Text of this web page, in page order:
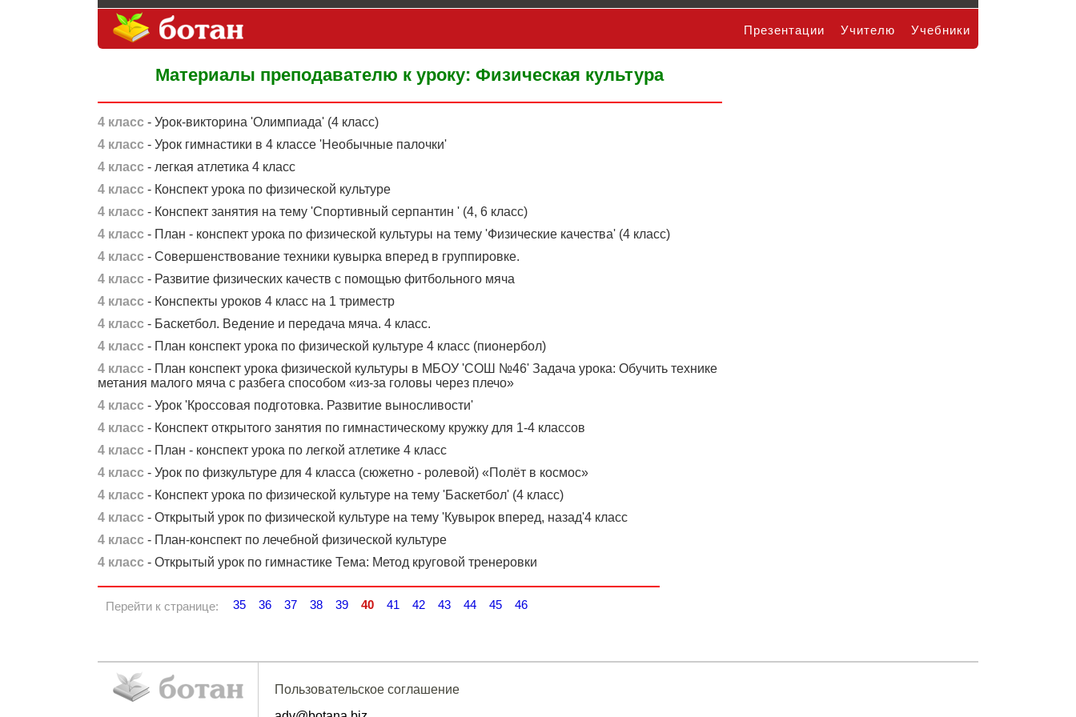
Учебники
Учителю
Презентации
Материалы преподавателю к уроку: Физическая культура
4 класс- Урок-викторина 'Олимпиада' (4 класс)
4 класс- Урок гимнастики в 4 классе 'Необычные палочки'
4 класс- легкая атлетика 4 класс
4 класс- Конспект урока по физической культуре
4 класс- Конспект занятия на тему 'Спортивный серпантин ' (4, 6 класс)
4 класс- План - конспект урока по физической культуры на тему 'Физические качества' (4 класс)
4 класс- Совершенствование техники кувырка вперед в группировке.
4 класс- Развитие физических качеств с помощью фитбольного мяча
4 класс- Конспекты уроков 4 класс на 1 триместр
4 класс- Баскетбол. Ведение и передача мяча. 4 класс.
4 класс- План конспект урока по физической культуре 4 класс (пионербол)
4 класс- План конспект урока физической культуры в МБОУ 'СОШ №46' Задача урока: Обучить технике
метания малого мяча с разбега способом «из-за головы через плечо»
4 класс- Урок 'Кроссовая подготовка. Развитие выносливости'
4 класс- Конспект открытого занятия по гимнастическому кружку для 1-4 классов
4 класс- План - конспект урока по легкой атлетике 4 класс
4 класс- Урок по физкультуре для 4 класса (сюжетно - ролевой) «Полёт в космос»
4 класс- Конспект урока по физической культуре на тему 'Баскетбол' (4 класс)
4 класс- Открытый урок по физической культуре на тему 'Кувырок вперед, назад'4 класс
4 класс- План-конспект по лечебной физической культуре
4 класс- Открытый урок по гимнастике Тема: Метод круговой тренеровки
Перейти к странице: 35 36 37 38 39 40 41 42 43 44 45 46
Пользовательское соглашение